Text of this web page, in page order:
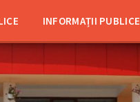
INFORMAȚII PUBLICE